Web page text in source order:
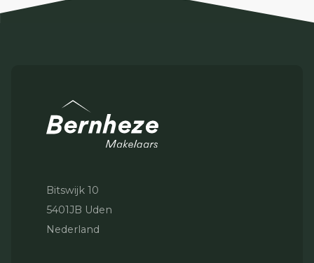
Bitswijk 10
5401JB Uden
Nederland